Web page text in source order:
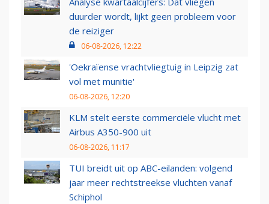
duurder wordt, lijkt geen probleem voor
de reiziger
06-08-2026, 12:22
'Oekraïense vrachtvliegtuig in Leipzig zat
vol met munitie'
06-08-2026, 12:20
KLM stelt eerste commerciële vlucht met
Airbus A350-900 uit
06-08-2026, 11:17
TUI breidt uit op ABC-eilanden: volgend
jaar meer rechtstreekse vluchten vanaf
Schiphol